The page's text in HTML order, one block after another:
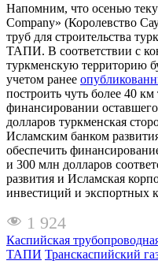
Напомним, что осенью
Company» (Королевство
труб для строительства
ТАПИ. В соответствии с
туркменскую территорию
учетом ранее
построить чуть более 40
финансировании
долларов туркменская
Исламским банком
обеспечить
и 300 млн долларов
развития и Исламская
инвестиций и экспортных
1 924
Каспийская
ТАПИ Транскаспийский